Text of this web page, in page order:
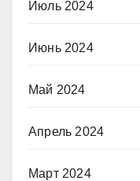
Июль 2024
Июнь 2024
Май 2024
Апрель 2024
Март 2024